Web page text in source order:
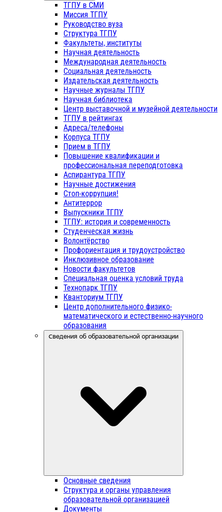
ТГПУ в СМИ
Миссия ТГПУ
Руководство вуза
Структура ТГПУ
Факультеты, институты
Научная деятельность
Международная деятельность
Социальная деятельность
Издательская деятельность
Научные журналы ТГПУ
Научная библиотека
Центр выставочной и музейной деятельности
ТГПУ в рейтингах
Адреса/телефоны
Корпуса ТГПУ
Прием в ТГПУ
Повышение квалификации и
профессиональная переподготовка
Аспирантура ТГПУ
Научные достижения
Стоп-коррупция!
Антитеррор
Выпускники ТГПУ
ТГПУ: история и современность
Студенческая жизнь
Волонтёрство
Профориентация и трудоустройство
Инклюзивное образование
Новости факультетов
Специальная оценка условий труда
Технопарк ТГПУ
Кванториум ТГПУ
Центр дополнительного физико-
математического и естественно-научного
образования
Сведения об образовательной организации
Основные сведения
Структура и органы управления
образовательной организацией
Документы